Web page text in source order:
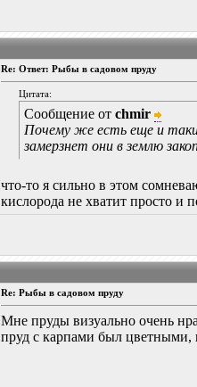
Re: Ответ: Рыбы в садовом пруду
Цитата:
Сообщение от chmir
Почему же есть еще и
замерзнет они в землю
что-то я сильно в этом
кислорода не хватит просто и
Re: Рыбы в садовом пруду
Мне пруды визуально очень
пруд с карпами был цветными,